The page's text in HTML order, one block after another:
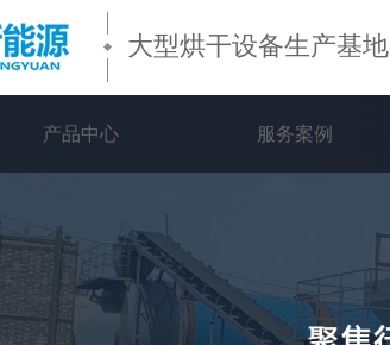
大型烘干设备生产基地
产品中心 服务案例